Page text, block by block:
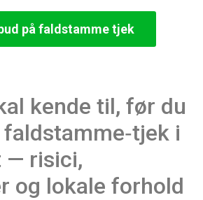
på faldstamme tjek
kende til, før du
i
— risici,
og lokale forhold